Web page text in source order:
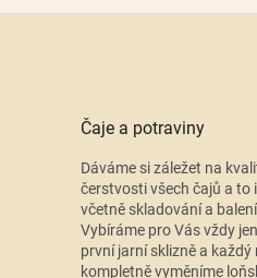
Čaje a potraviny
Dáváme si záležet na
čerstvosti všech čajů a to i
včetně skladování a
Vybíráme pro Vás vždy jen
první jarní sklizně a každý
kompletně vyměníme